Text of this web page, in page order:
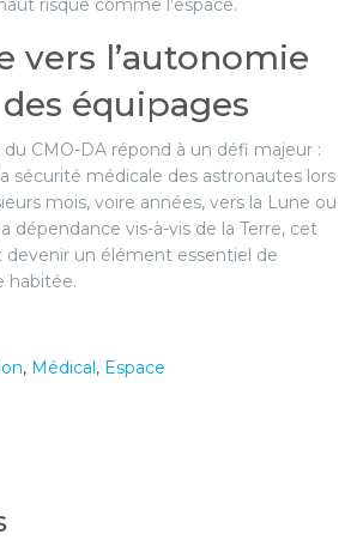
risque comme l’espace.
vers l’autonomie
équipages
CMO-DA répond à un défi majeur :
sécurité médicale des astronautes lors
mois, voire années, vers la Lune ou
dépendance vis-à-vis de la Terre, cet
devenir un élément essentiel de
habitée.
, Médical, Espace